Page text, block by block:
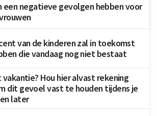
een negatieve gevolgen hebben voor
van de kinderen zal in toekomst
die vandaag nog niet bestaat
Hou hier alvast rekening
dit gevoel vast te houden tijdens je
later